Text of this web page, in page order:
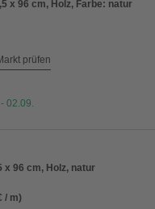
x 96 cm, Holz, Farbe: natur
prüfen
02.09.
x 96 cm, Holz, natur
/ m)